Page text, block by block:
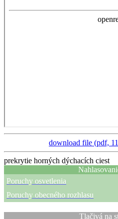
download file (pdf,
prekrytie horných dýchacích ciest
Poruchy osvetlenia
Poruchy obecného rozhlasu
Tlačivá na